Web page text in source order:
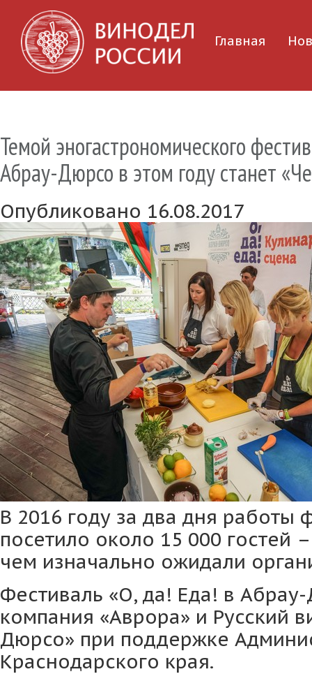
Главная
Темой эногастрономического
Абрау-Дюрсо в этом году станет
Опубликовано 16.08.2017
В 2016 году за два дня работы
посетило около 15 000 гостей
чем изначально ожидали
Фестиваль «О, да! Еда! в
компания «Аврора» и Русский
Дюрсо» при поддержке
Краснодарского края.